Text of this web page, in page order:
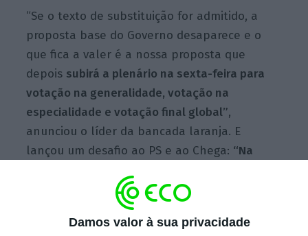
Damos valor à sua privacidade
“Se o texto de substituição for admitido, a
proposta base do Governo desaparece e o
que fica a valer é a nossa proposta que
depois subirá a plenário na sexta-feira para
votação na generalidade, votação na
especialidade e votação final global”,
anunciou o líder da bancada laranja. E
lançou um desafio ao PS e ao Chega: “Na
juntos para chumbar a redução do IRS”.
A proposta de substituição do PSD e do CDS